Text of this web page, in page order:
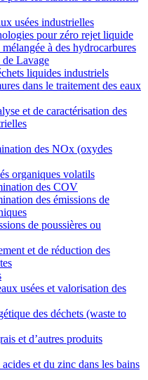
usées industrielles
pour zéro rejet liquide
à des hydrocarbures
de Lavage
liquides industriels
dans le traitement des eaux
et de caractérisation des
des NOx (oxydes
organiques volatils
des COV
des émissions de
de poussières ou
et de réduction des
usées et valorisation des
des déchets (waste to
et d’autres produits
et du zinc dans les bains